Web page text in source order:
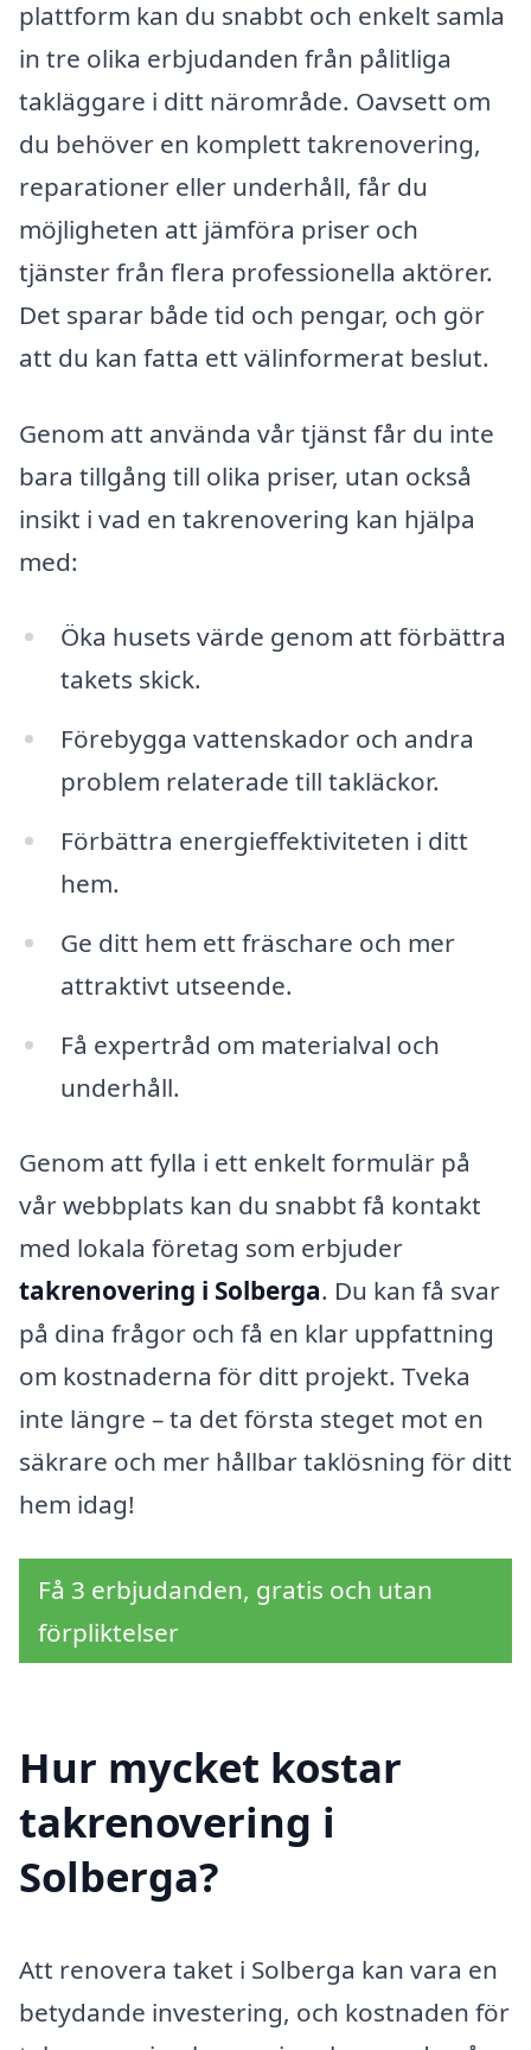
plattform kan du snabbt och enkelt samla
in tre olika erbjudanden från pålitliga
takläggare i ditt närområde. Oavsett om
du behöver en komplett takrenovering,
reparationer eller underhåll, får du
möjligheten att jämföra priser och
tjänster från flera professionella aktörer.
Det sparar både tid och pengar, och gör
att du kan fatta ett välinformerat beslut.
Genom att använda vår tjänst får du inte
bara tillgång till olika priser, utan också
insikt i vad en takrenovering kan hjälpa
med:
Öka husets värde genom att förbättra
takets skick.
Förebygga vattenskador och andra
problem relaterade till takläckor.
Förbättra energieffektiviteten i ditt
hem.
Ge ditt hem ett fräschare och mer
attraktivt utseende.
Få expertråd om materialval och
underhåll.
Genom att fylla i ett enkelt formulär på
vår webbplats kan du snabbt få kontakt
med lokala företag som erbjuder
takrenovering i Solberga. Du kan få svar
på dina frågor och få en klar uppfattning
om kostnaderna för ditt projekt. Tveka
inte längre – ta det första steget mot en
säkrare och mer hållbar taklösning för ditt
hem idag!
Få 3 erbjudanden, gratis och utan
förpliktelser
Hur mycket kostar
takrenovering i
Solberga?
Att renovera taket i Solberga kan vara en
betydande investering, och kostnaden för